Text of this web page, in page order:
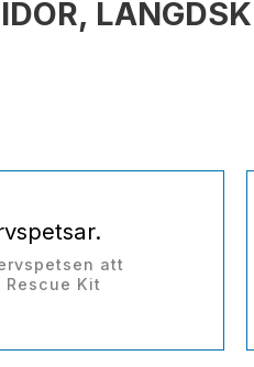
att
Rescue Kit